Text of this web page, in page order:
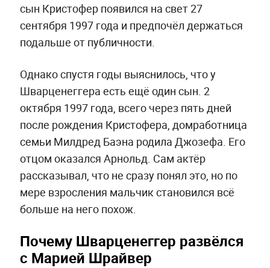
сын Кристофер появился на свет 27
сентября 1997 года и предпочёл держаться
подальше от публичности.
Однако спустя годы выяснилось, что у
Шварценеггера есть ещё один сын. 2
октября 1997 года, всего через пять дней
после рождения Кристофера, домработница
семьи Милдред Баэна родила Джозефа. Его
отцом оказался Арнольд. Сам актёр
рассказывал, что не сразу понял это, но по
мере взросления мальчик становился всё
больше на него похож.
Почему Шварценеггер развёлся
с Марией Шрайвер